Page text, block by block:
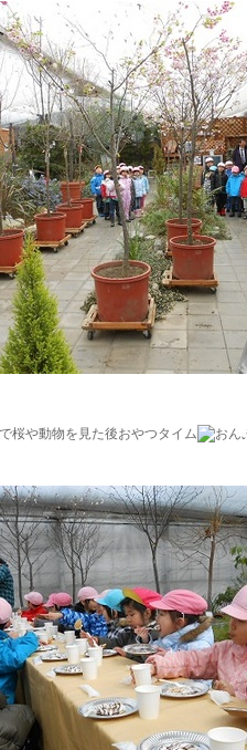
桜や動物を見た後おやつタイム